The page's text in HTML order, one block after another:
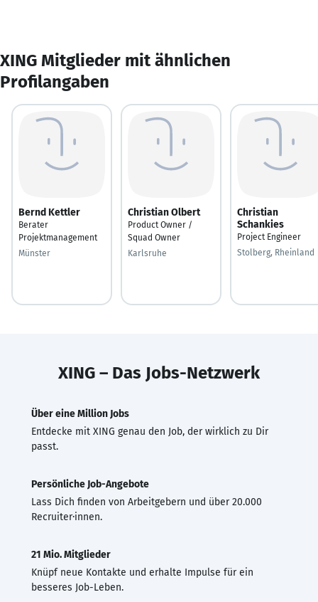
XING Mitglieder mit ähnlichen
Profilangaben
Bernd Kettler
Berater
Projektmanagement
Münster
Christian Olbert
Product Owner /
Squad Owner
Karlsruhe
Christian
Schankies
Project Engineer
Stolberg, Rheinland
XING – Das Jobs-Netzwerk
Über eine Million Jobs
Entdecke mit XING genau den Job, der wirklich zu Dir
passt.
Persönliche Job-Angebote
Lass Dich finden von Arbeitgebern und über 20.000
Recruiter·innen.
21 Mio. Mitglieder
Knüpf neue Kontakte und erhalte Impulse für ein
besseres Job-Leben.